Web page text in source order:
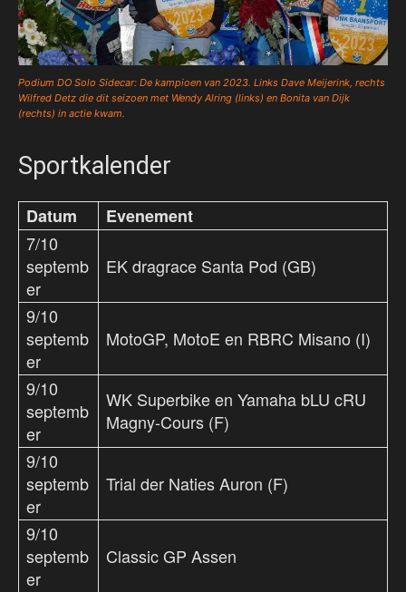
Podium DO Solo Sidecar: De kampioen van 2023. Links Dave Meijerink, rechts
Wilfred Detz die dit seizoen met Wendy Alring (links) en Bonita van Dijk
(rechts) in actie kwam.
Sportkalender
Datum
Evenement
7/10
septemb
er
EK dragrace Santa Pod (GB)
9/10
septemb
er
MotoGP, MotoE en RBRC Misano (I)
9/10
septemb
er
WK Superbike en Yamaha bLU cRU
Magny-Cours (F)
9/10
septemb
er
Trial der Naties Auron (F)
9/10
septemb
er
Classic GP Assen